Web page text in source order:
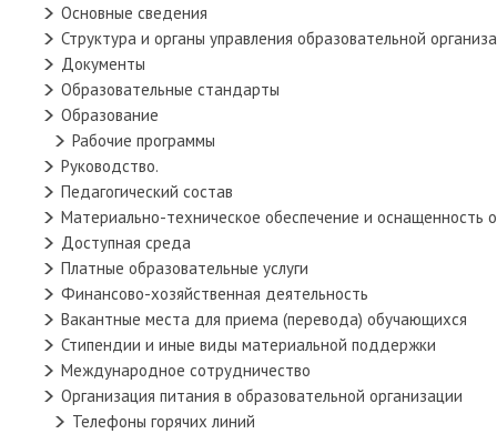
Основные сведения
Структура и органы управления образовательной
Документы
Образовательные стандарты
Образование
Рабочие программы
Руководство.
Педагогический состав
Материально-техническое обеспечение и оснащенность
Доступная среда
Платные образовательные услуги
Финансово-хозяйственная деятельность
Вакантные места для приема (перевода) обучающихся
Стипендии и иные виды материальной поддержки
Международное сотрудничество
Организация питания в образовательной организации
Телефоны горячих линий